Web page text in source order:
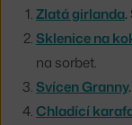
Zlatá girlanda.
Sklenice na
na sorbet.
Svícen Granny.
Chladící